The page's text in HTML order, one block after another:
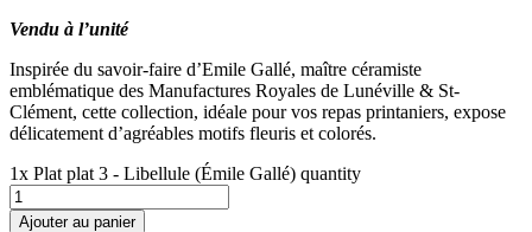
Vendu à l’unité
Inspirée du savoir-faire d’Emile Gallé, maître céramiste
emblématique des Manufactures Royales de Lunéville & St-
Clément, cette collection, idéale pour vos repas printaniers, expose
délicatement d’agréables motifs fleuris et colorés.
1x Plat plat 3 - Libellule (Émile Gallé) quantity
Ajouter au panier